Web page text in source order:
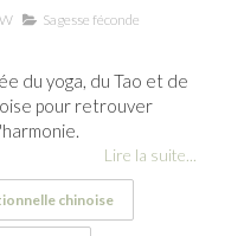
Sagesse féconde
du yoga, du Tao et de
pour retrouver
Lire la suite...
chinoise